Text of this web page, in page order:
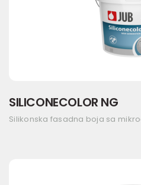
SILICONECOLOR NG
Silikonska fasadna boja sa